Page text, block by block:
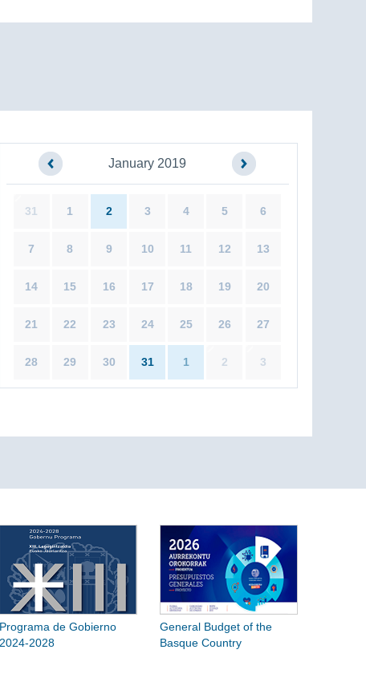
January 2019
31 1 2 3 4 5 6
7 8 9 10 11 12 13
14 15 16 17 18 19 20
21 22 23 24 25 26 27
28 29 30 31 1 2 3
Programa de Gobierno
2024-2028
General Budget of the
Basque Country